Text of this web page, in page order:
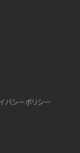
バシーポリシー